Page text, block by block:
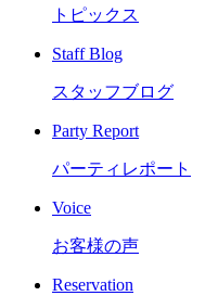
トピックス
Staff Blog
スタッフブログ
Party Report
パーティレポート
Voice
お客様の声
Reservation